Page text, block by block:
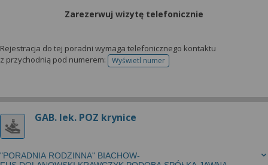
Zarezerwuj wizytę telefonicznie
Rejestracja do tej poradni wymaga telefonicznego kontaktu
z przychodnią pod numerem:
Wyświetl numertelefonu do rejestracji
GAB. lek. POZ krynice
"PORADNIA RODZINNA" BIACHOW-